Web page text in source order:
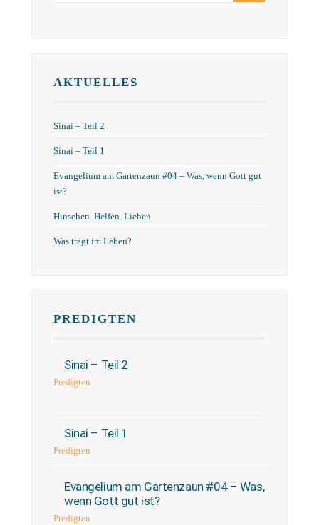
AKTUELLES
Sinai – Teil 2
Sinai – Teil 1
Evangelium am Gartenzaun #04 – Was, wenn Gott gut
ist?
Hinsehen. Helfen. Lieben.
Was trägt im Leben?
PREDIGTEN
Sinai – Teil 2
Predigten
Sinai – Teil 1
Predigten
Evangelium am Gartenzaun #04 – Was,
wenn Gott gut ist?
Predigten